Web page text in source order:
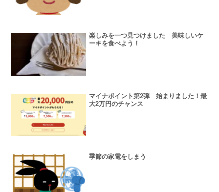
楽しみを一つ見つけました 美味しいケ
ーキを食べよう！
マイナポイント第2弾 始まりました！最
大2万円のチャンス
季節の家電をしまう